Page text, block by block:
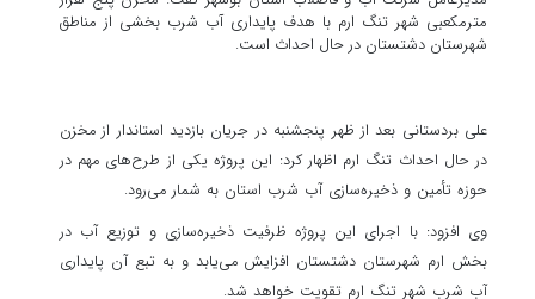
مترمکعبی شهر تنگ ارم با هدف پایداری آب شرب بخشی از مناطق
شهرستان دشتستان در حال احداث است.
علی بردستانی بعد از ظهر پنجشنبه در جریان بازدید استاندار از مخزن
در حال احداث تنگ ارم اظهار کرد: این پروژه یکی از طرح‌های مهم در
حوزه تأمین و ذخیره‌سازی آب شرب استان به شمار می‌رود.
وی افزود: با اجرای این پروژه ظرفیت ذخیره‌سازی و توزیع آب در
بخش ارم شهرستان دشتستان افزایش می‌یابد و به تبع آن پایداری
آب شرب شهر تنگ ارم تقویت خواهد شد.